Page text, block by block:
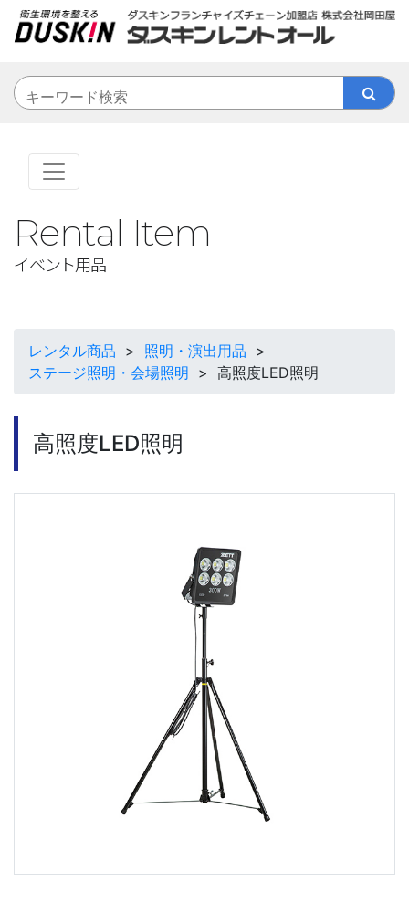
Rental Item
イベント用品
レンタル商品 > 照明・演出用品 >
ステージ照明・会場照明 > 高照度LED照明
高照度LED照明